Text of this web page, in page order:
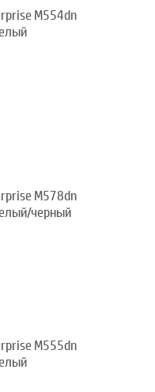
M554dn
M578dn
черный
M555dn